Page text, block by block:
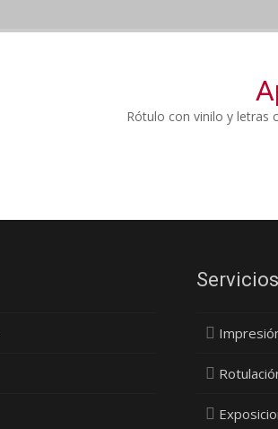
Rótulo con vinilo y letras
Servicios